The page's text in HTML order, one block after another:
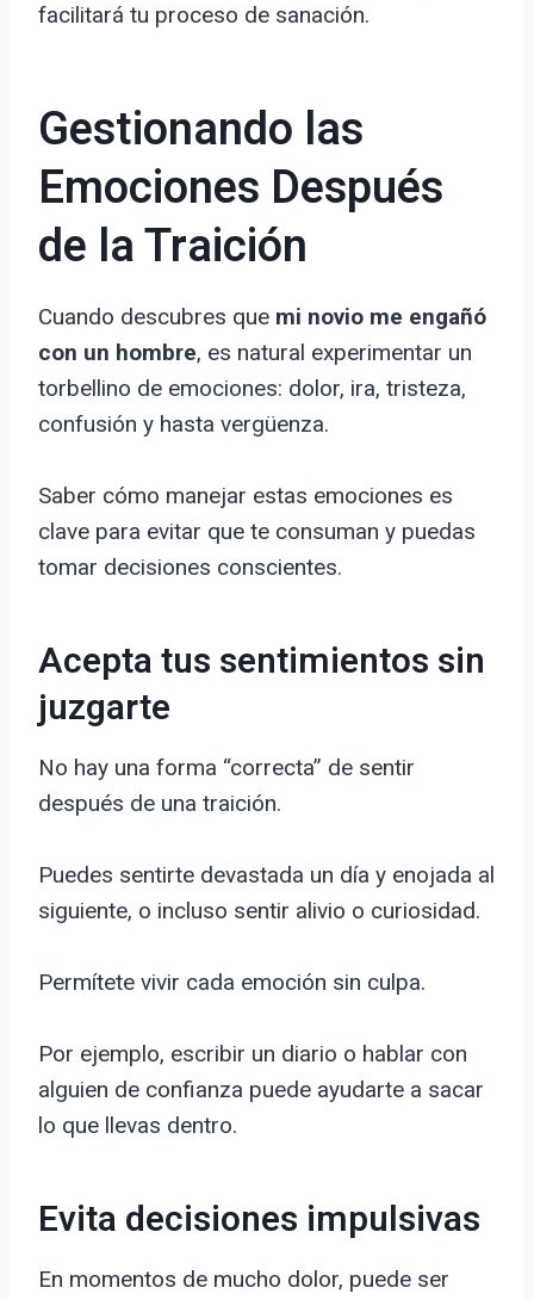
facilitará tu proceso de sanación.
Gestionando las
Emociones Después
de la Traición
Cuando descubres que mi novio me engañó
con un hombre, es natural experimentar un
torbellino de emociones: dolor, ira, tristeza,
confusión y hasta vergüenza.
Saber cómo manejar estas emociones es
clave para evitar que te consuman y puedas
tomar decisiones conscientes.
Acepta tus sentimientos sin
juzgarte
No hay una forma “correcta” de sentir
después de una traición.
Puedes sentirte devastada un día y enojada al
siguiente, o incluso sentir alivio o curiosidad.
Permítete vivir cada emoción sin culpa.
Por ejemplo, escribir un diario o hablar con
alguien de confianza puede ayudarte a sacar
lo que llevas dentro.
Evita decisiones impulsivas
En momentos de mucho dolor, puede ser